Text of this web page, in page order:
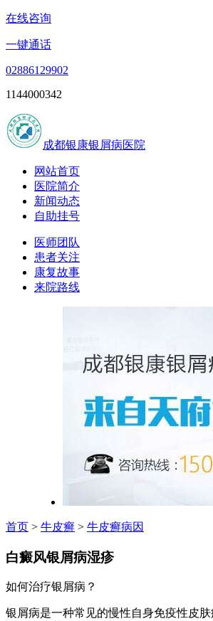
在线咨询
一键通话
02886129902
1144000342
成都银康银屑病医院
网站首页
医院简介
新闻动态
自助挂号
医师团队
患者关注
康复故事
来院路线
首页 > 牛皮癣 > 牛皮癣病因
白癜风银屑病湿疹
如何治疗银屑病？
银屑病是一种常见的慢性自身免疫性皮